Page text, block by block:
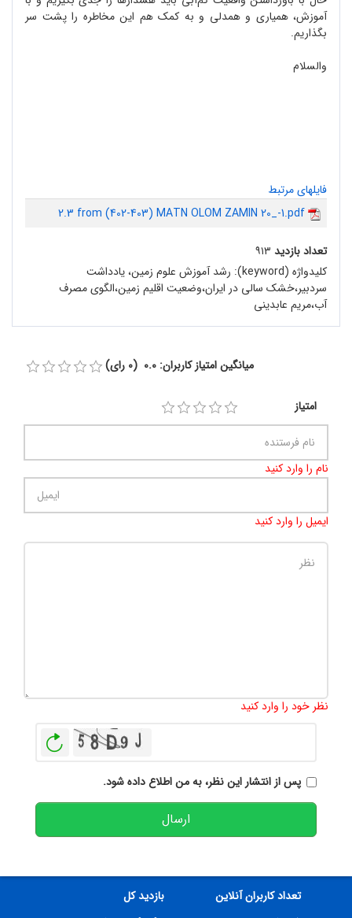
آموزش، همیاری و همدلی و به کمک هم این مخاطره را پشت سر
بگذاریم.
والسلام
فایلهای مرتبط
2.3 from (402-403) MATN OLOM ZAMIN 20_-1.pdf
تعداد بازدید ۹۱۳
کلیدواژه (keyword):
رشد آموزش علوم زمین، یادداشت
سردبیر،خشک سالی در ایران،وضعیت اقلیم زمین،الگوی مصرف
آب،مریم عابدینی
میانگین امتیاز کاربران: 0.0 (0 رای)
امتیاز
نام را وارد کنید
ایمیل را وارد کنید
نظر خود را وارد کنید
پس از انتشار این نظر، به من اطلاع داده شود.
ارسال
تعداد کاربران آنلاین
بازدید کل